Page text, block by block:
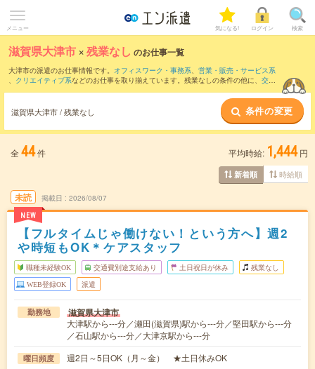
メニュー 気になる! ログイン 検索
滋賀県大津市 ×残業なし のお仕事一覧
大津市の派遣のお仕事情報です。 オフィスワーク・事務系、 営業・販売・サービス系
、 クリエイティブ系などのお仕事を取り揃えています。残業なしの条件の他に、 交通
滋賀県大津市 / 残業なし 条件の変更
全 44件 平均時給: 1,444 円
新着順 時給順
未読
NEW
掲載日 2026/08/07
【フルタイムじゃ働けない！という方へ】週2
や時短もOK＊ケアスタッフ
職種未経験OK 交通費別途支給あり 土日祝日が休み 残業なし
WEB登録OK 派遣
勤務地 滋賀県大津市
大津駅から---分／瀬田(滋賀県)駅から---分／堅田駅から---分
／石山駅から---分／大津京駅から---分
曜日頻度 週2日～5日OK（月～金） ★土日休みOK